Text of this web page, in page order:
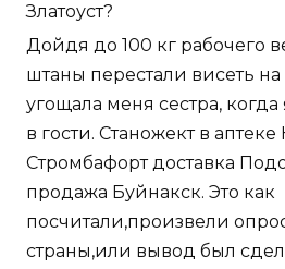
Златоуст?
Дойдя до 100 кг рабочего
штаны перестали висеть
угощала меня сестра,
в гости. Станожект в
Стромбафорт доставка
продажа Буйнакск. Это как
посчитали,произвели
страны,или вывод был